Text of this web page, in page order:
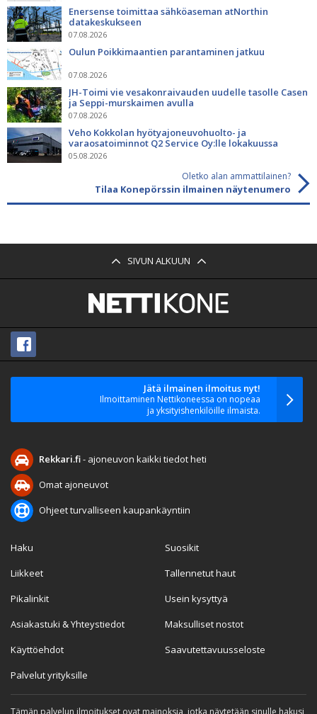
Enersense toimittaa sähköaseman atNorthin
datakeskukseen
07.08.2026
Oulun Poikkimaantien parantaminen jatkuu
07.08.2026
JH-Toimi vie vesakonraivauden uudelle tasolle Casen
ja Seppi-murskaimen avulla
07.08.2026
Veho Kokkolan hyötyajoneuvohuolto- ja
varaosatoiminnot Q2 Service Oy:lle lokakuussa
05.08.2026
Oletko alan ammattilainen?
Tilaa Konepörssin ilmainen näytenumero
SIVUN ALKUUN
Jätä ilmainen ilmoitus nyt!
Ilmoittaminen Nettikoneessa on nopeaa
ja yksityishenkilöille ilmaista.
Rekkari.fi- ajoneuvon kaikki tiedot heti
Omat ajoneuvot
Ohjeet turvalliseen kaupankäyntiin
Haku
Liikkeet
Pikalinkit
Asiakastuki & Yhteystiedot
Käyttöehdot
Palvelut yrityksille
Suosikit
Tallennetut haut
Usein kysyttyä
Maksulliset nostot
Saavutettavuusseloste
Tämän palvelun ilmoitukset ovat mainoksia, jotka näytetään sinulle hakusi